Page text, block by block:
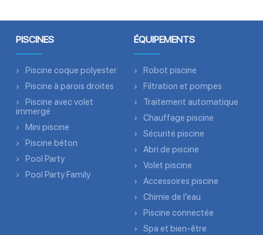
PISCINES
Piscine coque polyester
Piscine à parois droites
Piscine avec volet
immergé
Mini piscine
Piscine béton
Pool Party
Pool Party Family
ÉQUIPEMENTS
Robot piscine
Filtration et pompes
Traitement automatique
Chauffage piscine
Sécurité piscine
Abri de piscine
Volet piscine
Accessoires piscine
Chimie de l’eau
Piscine connectée
Spa et bien-être